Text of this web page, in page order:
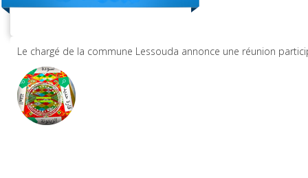
Le chargé de la commune Lessouda annonce une réunion